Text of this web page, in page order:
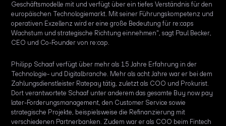
Geschäftsmodelle mit und verfügt über ein tiefes Verständnis für den
europäischen Technologiemarkt. Mit seiner Führungskompetenz und
operativen Exzellenz wird er eine große Bedeutung für re:caps
Wachstum und strategische Richtung einnehmen", sagt Paul Becker,
CEO und Co-Founder von re:cap.
Philipp Schaaf verfügt über mehr als 15 Jahre Erfahrung in der
Technologie- und Digitalbranche. Mehr als acht Jahre war er bei dem
Zahlungsdienstleister Ratepay tätig, zuletzt als COO und Prokurist.
Dort verantwortete Schaaf unter anderem das gesamte Buy now pay
later-Forderungsmanagement, den Customer Service sowie
strategische Projekte, beispielsweise die Refinanzierung mit
verschiedenen Partnerbanken. Zudem war er als COO beim Fintech